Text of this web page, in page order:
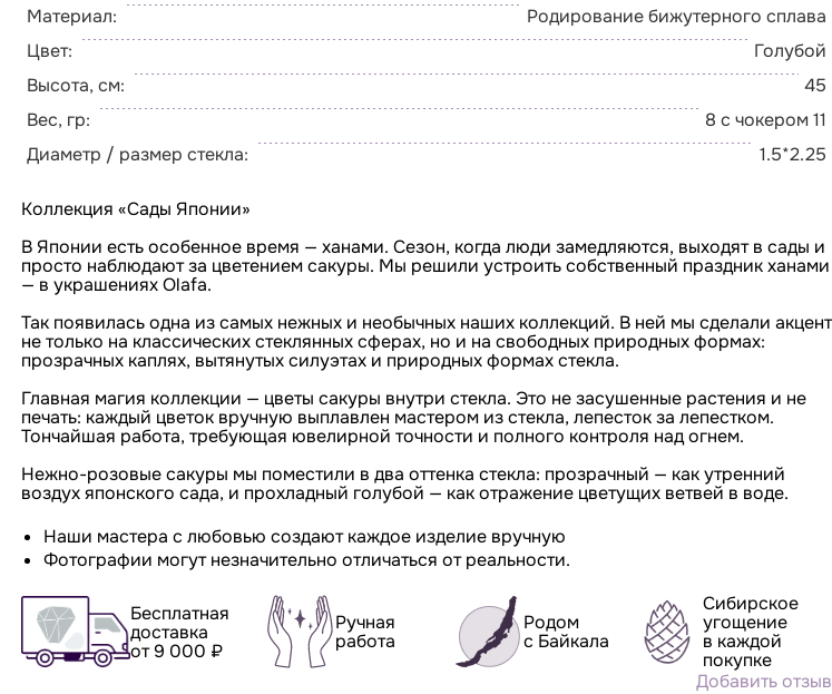
Материал:
Родирование бижутерного сплава
Цвет:
Голубой
Высота, см:
45
Вес, гр:
8 с чокером 11
Диаметр / размер стекла:
1.5*2.25
Коллекция «Сады Японии»
В Японии есть особенное время — ханами. Сезон, когда люди замедляются, выходят в сады и
просто наблюдают за цветением сакуры. Мы решили устроить собственный праздник ханами
— в украшениях Olafa.
Так появилась одна из самых нежных и необычных наших коллекций. В ней мы сделали акцент
не только на классических стеклянных сферах, но и на свободных природных формах:
прозрачных каплях, вытянутых силуэтах и природных формах стекла.
Главная магия коллекции — цветы сакуры внутри стекла. Это не засушенные растения и не
печать: каждый цветок вручную выплавлен мастером из стекла, лепесток за лепестком.
Тончайшая работа, требующая ювелирной точности и полного контроля над огнем.
Нежно-розовые сакуры мы поместили в два оттенка стекла: прозрачный — как утренний
воздух японского сада, и прохладный голубой — как отражение цветущих ветвей в воде.
Наши мастера с любовью создают каждое изделие вручную
Фотографии могут незначительно отличаться от реальности.
Бесплатная
доставка
от 9 000 ₽
Ручная
работа
Родом
с Байкала
Сибирское
угощение
в каждой
покупке
Добавить отзыв